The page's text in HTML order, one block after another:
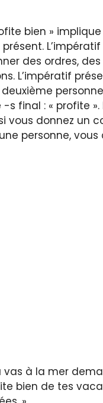
bien » implique
des ordres,
L’impératif
-s final : « profite ».
vous donnez un
personne, vous
vas à la mer
bien de tes